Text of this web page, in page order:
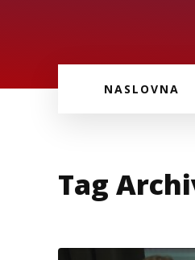
NASLOVNA
Tag